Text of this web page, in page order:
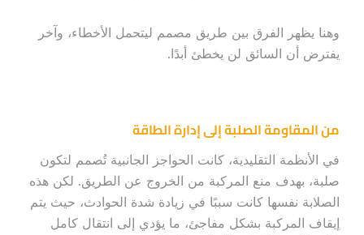
وهنا يظهر الفرق بين طريق مصمم ليتحمل الأخطاء، وآخر
يفترض أن السائق لن يخطئ أبدًا.
من المقاومة الصلبة إلى إدارة الطاقة
في الأنظمة التقليدية، كانت الحواجز الجانبية تُصمم لتكون
صلبة، بهدف منع المركبة من الخروج عن الطريق. لكن هذه
الصلابة نفسها كانت سببًا في زيادة شدة الحوادث، حيث يتم
إيقاف المركبة بشكل مفاجئ، ما يؤدي إلى انتقال كامل